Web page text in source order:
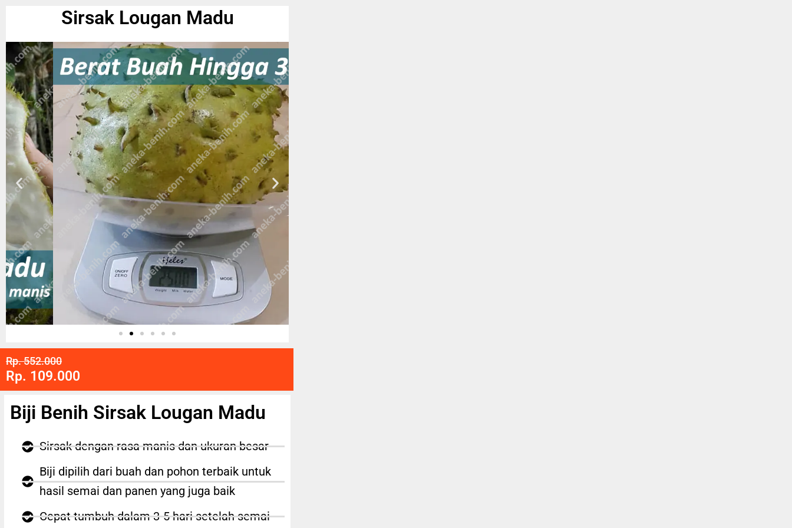
Sirsak Lougan Madu
Rp. 552.000
Rp. 109.000
Biji Benih Sirsak Lougan Madu
Sirsak dengan rasa manis dan ukuran besar
Biji dipilih dari buah dan pohon terbaik untuk
hasil semai dan panen yang juga baik
Cepat tumbuh dalam 3-5 hari setelah semai